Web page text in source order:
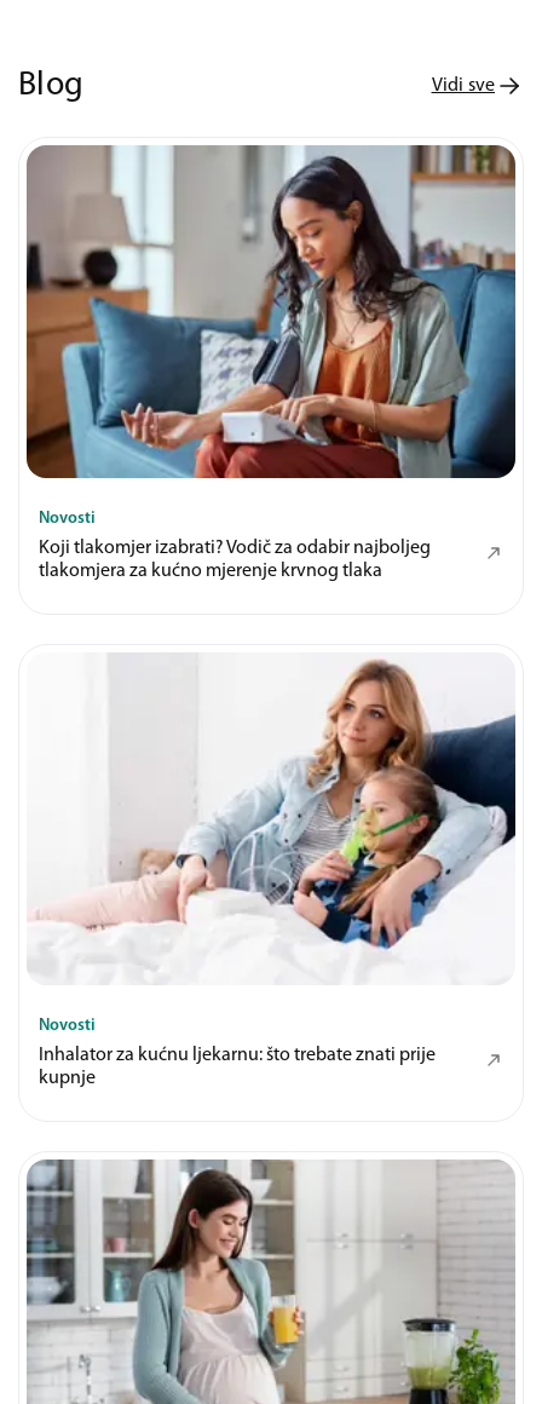
Blog Vidi sve
Novosti
Koji tlakomjer izabrati? Vodič za odabir najboljeg
tlakomjera za kućno mjerenje krvnog tlaka
Novosti
Inhalator za kućnu ljekarnu: što trebate znati prije
kupnje